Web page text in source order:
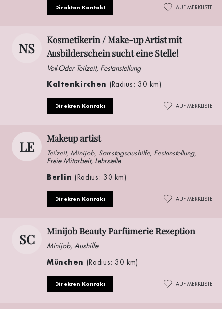
Direkten Kontakt AUF MERKLISTE
NS
Kosmetikerin / Make-up Artist mit
Ausbilderschein sucht eine Stelle!
Voll-Oder Teilzeit, Festanstellung
Kaltenkirchen (Radius: 30 km)
Direkten Kontakt AUF MERKLISTE
LE
Makeup artist
Teilzeit, Minijob, Samstagsaushilfe, Festanstellung,
Freie Mitarbeit, Lehrstelle
Berlin (Radius: 30 km)
Direkten Kontakt AUF MERKLISTE
SC
Minijob Beauty Parfümerie Rezeption
Minijob, Aushilfe
München (Radius: 30 km)
Direkten Kontakt AUF MERKLISTE